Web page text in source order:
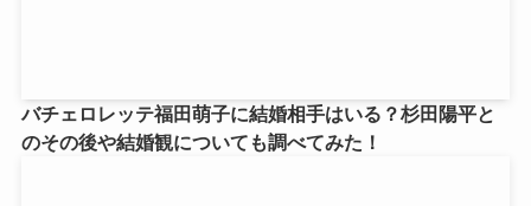
バチェロレッテ福田萌子に結婚相手はいる？杉田陽平と
のその後や結婚観についても調べてみた！